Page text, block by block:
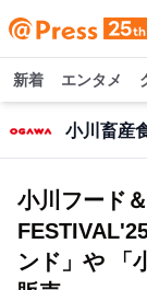
新着 エンタメ
小川畜産
小川フード
ンド」や 「